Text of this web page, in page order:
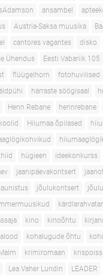
ansambel
Austria-Saksa muusika
cantores vagantes disko
Ühendus Eesti Vabariik 105
flüügelhorn fotohuvilised
härraste söögisaal
Henn Rebane hennrebane
Hiiumaa õpilased
hügieen ideekonkurss
jaanipäevakontsert
jõulukontsert
kino kinoõhtu
kohalugude õhtu
krimiromaan krispoiss
Lea Vaher Lundin LEADER